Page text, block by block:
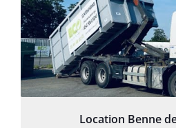
Location Benne